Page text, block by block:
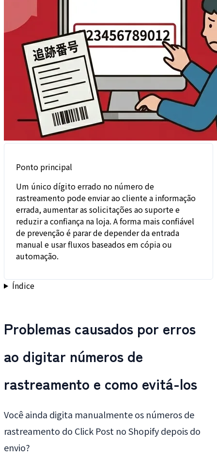
Ponto principal
Um único dígito errado no número de
rastreamento pode enviar ao cliente a informação
errada, aumentar as solicitações ao suporte e
reduzir a confiança na loja. A forma mais confiável
de prevenção é parar de depender da entrada
manual e usar fluxos baseados em cópia ou
automação.
Índice
Problemas causados por erros
ao digitar números de
rastreamento e como evitá-los
Você ainda digita manualmente os números de
rastreamento do Click Post no Shopify depois do
envio?